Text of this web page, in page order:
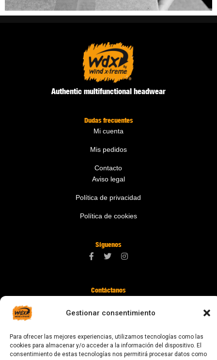
Gestionar consentimiento
Para ofrecer las mejores experiencias, utilizamos tecnologías como las
cookies para almacenar y/o acceder a la información del dispositivo. El
consentimiento de estas tecnologías nos permitirá procesar datos como
Authentic multifunctional headwear
Dudas frecuentes
Mi cuenta
Mis pedidos
Contacto
Aviso legal
Política de privacidad
Política de cookies
Síguenos
Contáctanos
08024 Barcelona